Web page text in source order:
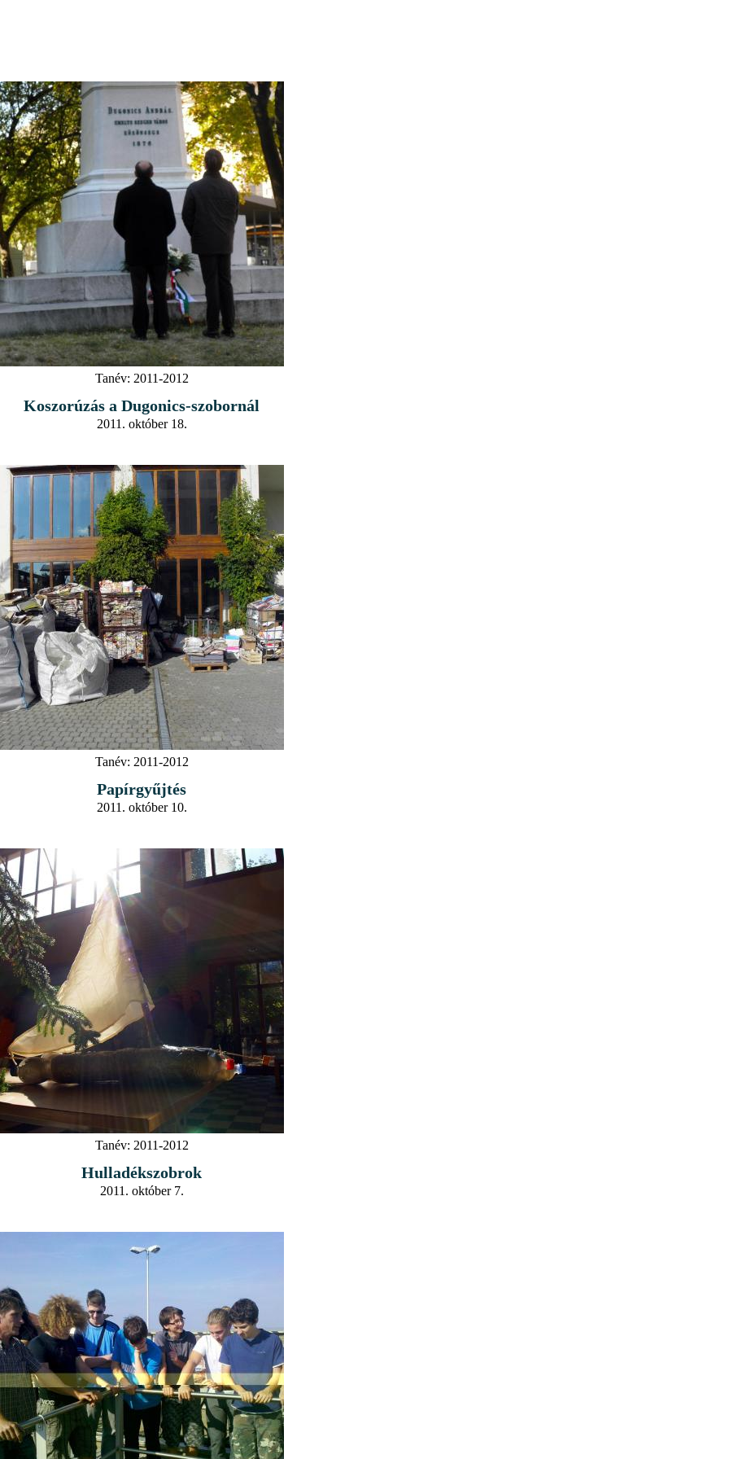
Tanév: 2011-2012
Koszorúzás a Dugonics-szobornál
2011. október 18.
Tanév: 2011-2012
Papírgyűjtés
2011. október 10.
Tanév: 2011-2012
Hulladékszobrok
2011. október 7.